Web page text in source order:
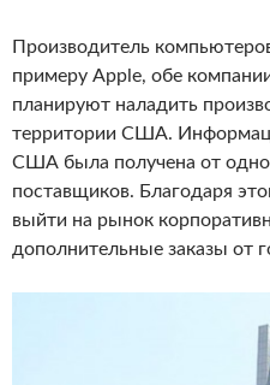
Производитель
примеру Apple, обе
планируют наладить
территории США.
США была получена от
поставщиков. Благодаря
выйти на рынок
дополнительные заказы от